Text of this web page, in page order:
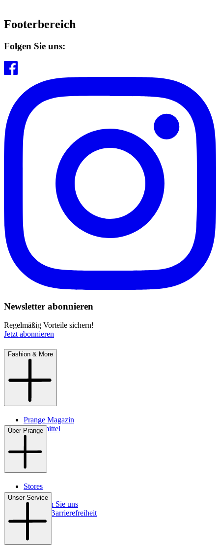
Footerbereich
Folgen Sie uns:
Newsletter abonnieren
Regelmäßig Vorteile sichern!
Jetzt abonnieren
Fashion & More
Prange Magazin
Pflegemittel
Über Prange
Stores
Kontakt
So finden Sie uns
Digitale Barrierefreiheit
Unser Service